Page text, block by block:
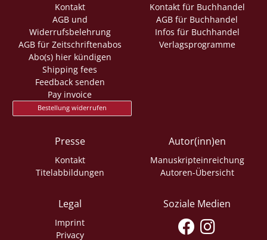
Kontakt
AGB und
Widerrufsbelehrung
AGB für Zeitschriftenabos
Abo(s) hier kündigen
Shipping fees
Feedback senden
Pay invoice
Bestellung widerrufen
Kontakt für Buchhandel
AGB für Buchhandel
Infos für Buchhandel
Verlagsprogramme
Presse
Kontakt
Titelabbildungen
Autor(inn)en
Manuskripteinreichung
Autoren-Übersicht
Legal
Imprint
Privacy
Soziale Medien